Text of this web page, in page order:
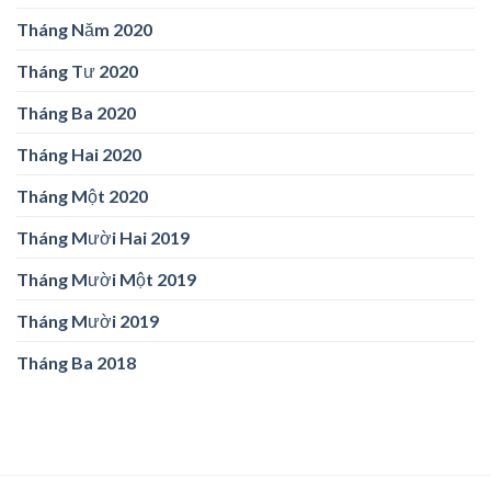
Tháng Năm 2020
Tháng Tư 2020
Tháng Ba 2020
Tháng Hai 2020
Tháng Một 2020
Tháng Mười Hai 2019
Tháng Mười Một 2019
Tháng Mười 2019
Tháng Ba 2018